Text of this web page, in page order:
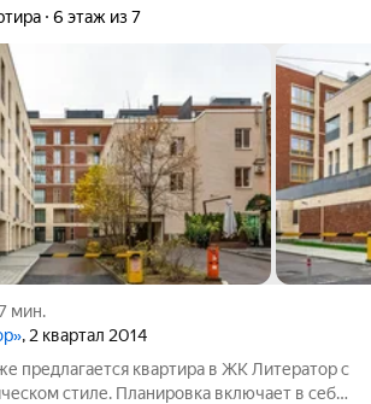
6 этаж из 7
мин.
, 2 квартал 2014
предлагается квартира в ЖК Литератор с
стиле. Планировка включает в себя: